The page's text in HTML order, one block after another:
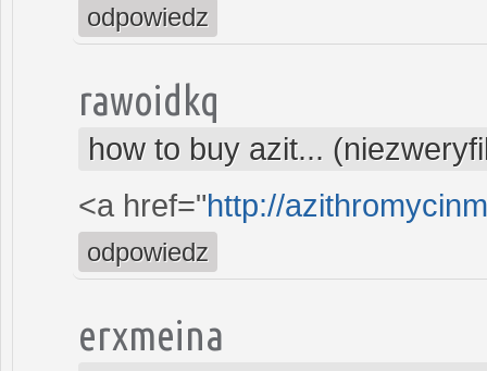
odpowiedz
rawoidkq
how to buy azit...
<a href="http://
odpowiedz
erxmeina